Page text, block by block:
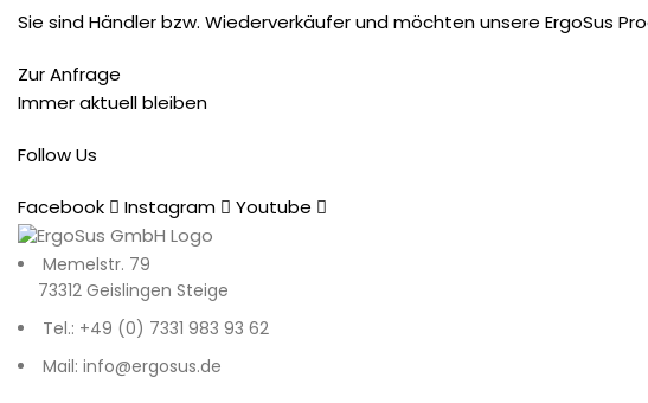
Sie sind Händler bzw. Wiederverkäufer und möchten unsere ErgoSus
Zur Anfrage
Immer aktuell bleiben
Follow Us
Facebook
Instagram Youtube
Memelstr. 79
73312 Geislingen Steige
Tel.: +49 (0) 7331 983 93 62
Mail: info@ergosus.de